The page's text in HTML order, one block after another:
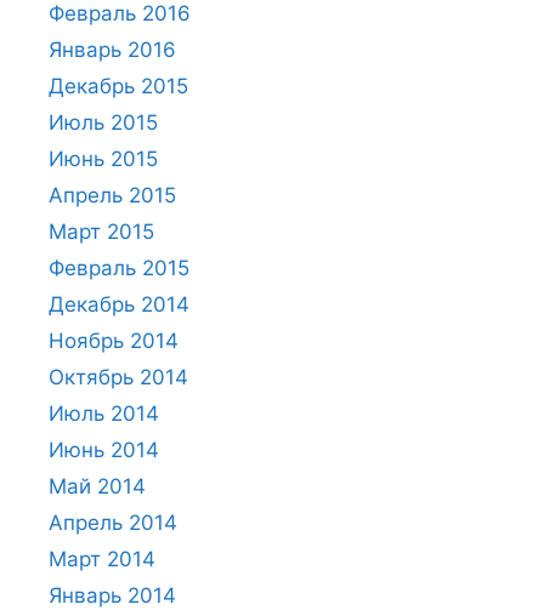
Февраль 2016
Январь 2016
Декабрь 2015
Июль 2015
Июнь 2015
Апрель 2015
Март 2015
Февраль 2015
Декабрь 2014
Ноябрь 2014
Октябрь 2014
Июль 2014
Июнь 2014
Май 2014
Апрель 2014
Март 2014
Январь 2014